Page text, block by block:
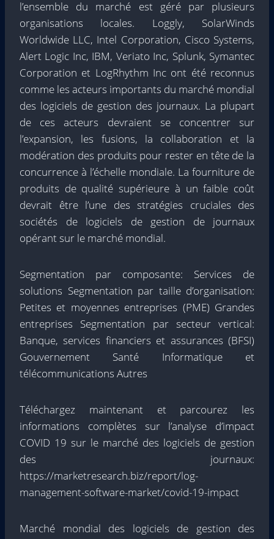
l’ensemble du marché est géré par plusieurs
organisations locales. Loggly, SolarWinds
Worldwide LLC, Intel Corporation, Cisco Systems,
Alert Logic Inc, IBM, Veriato Inc, Splunk, Symantec
Corporation et LogRhythm Inc ont été reconnus
comme les acteurs importants du marché mondial
des logiciels de gestion des journaux. La plupart
de ces acteurs devraient se concentrer sur
l’expansion, les fusions, la collaboration et la
modération des produits pour rester en tête de la
concurrence à l’échelle mondiale. La fourniture de
produits de qualité supérieure à un faible coût
devrait être l’une des stratégies cruciales des
sociétés de logiciels de gestion de journaux
opérant sur le marché mondial.
Segmentation par composante: Services de
solutions Segmentation par taille d’organisation:
Petites et moyennes entreprises (PME) Grandes
entreprises Segmentation par secteur vertical:
Banque, services financiers et assurances (BFSI)
Gouvernement Santé Informatique et
télécommunications Autres
Téléchargez maintenant et parcourez les
informations complètes sur l’analyse d’impact
COVID 19 sur le marché des logiciels de gestion
des journaux:
https://marketresearch.biz/report/log-
management-software-market/covid-19-impact
Marché mondial des logiciels de gestion des